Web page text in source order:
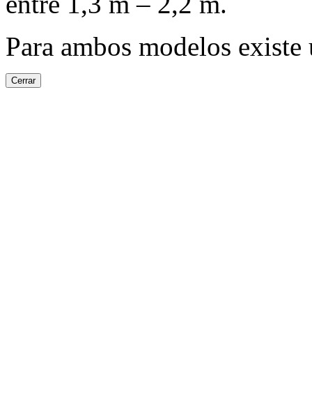
Para ambos modelos
Cerrar